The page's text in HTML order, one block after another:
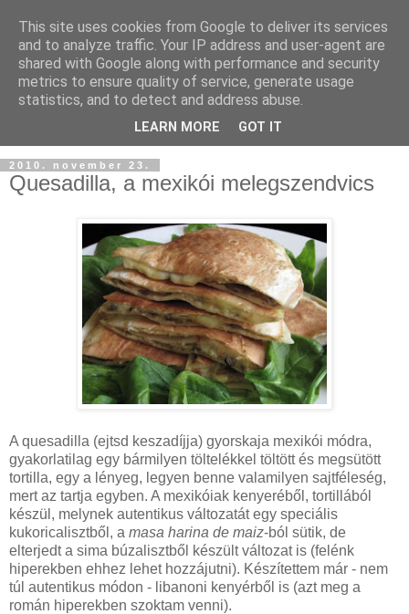
2010. november 23.
Quesadilla, a mexikói melegszendvics
A quesadilla (ejtsd keszadíjja) gyorskaja mexikói módra,
gyakorlatilag egy bármilyen töltelékkel töltött és megsütött
tortilla, egy a lényeg, legyen benne valamilyen sajtféleség,
mert az tartja egyben. A mexikóiak kenyeréből, tortillából
készül, melynek autentikus változatát egy speciális
kukoricalisztből, a masa harina de maiz-ból sütik, de
elterjedt a sima búzalisztből készült változat is (felénk
hiperekben ehhez lehet hozzájutni). Készítettem már - nem
túl autentikus módon - libanoni kenyérből is (azt meg a
román hiperekben szoktam venni).
This site uses cookies from Google to deliver its services
and to analyze traffic. Your IP address and user-agent are
shared with Google along with performance and security
metrics to ensure quality of service, generate usage
statistics, and to detect and address abuse.
LEARN MORE GOT IT